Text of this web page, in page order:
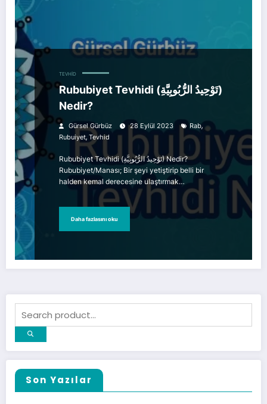
TEVHID
Rububiyet Tevhidi (تَوْحِيدُ الرُّبُوبِيَّةِ)
Nedir?
Gürsel Gürbüz 28 Eylül 2023 Rab,
Rubuiyet, Tevhid
Rububiyet Tevhidi (تَوْحِيدُ الرُّبُوبِيَّةِ) Nedir?
Rububiyet/Manası; Bir şeyi yetiştirip belli bir
halden kemal derecesine ulaştırmak…
Daha fazlasını oku
Son Yazılar